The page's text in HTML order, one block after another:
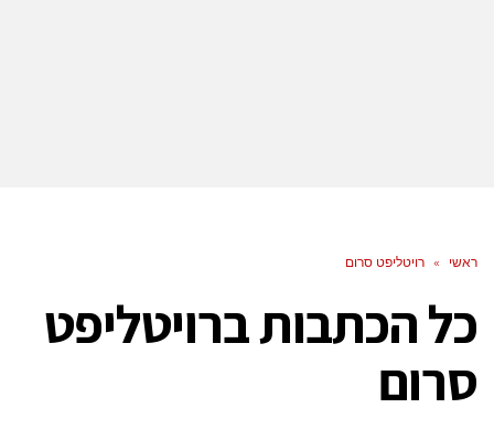
ראשי » רויטליפט סרום
כל הכתבות ברויטליפט
סרום